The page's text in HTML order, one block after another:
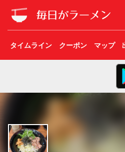
タイムライン クーポン マップ